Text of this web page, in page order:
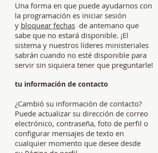
Una forma en que puede ayudarnos con
la programación es iniciar sesión
y bloquear fechas de antemano que
sabe que no estará disponible. ¡El
sistema y nuestros líderes ministeriales
sabrán cuando no esté disponible para
servir sin siquiera tener que preguntarle!
tu información de contacto
¿Cambió su información de contacto?
Puede actualizar su dirección de correo
electrónico, contraseña, foto de perfil o
configurar mensajes de texto en
cualquier momento que desee desde